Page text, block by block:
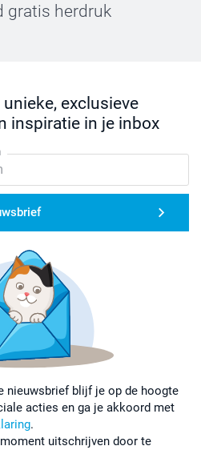
gratis herdruk
exclusieve
inspiratie in je inbox
nieuwsbrief blijf je op de hoogte
acties en ga je akkoord met
.
uitschrijven door te